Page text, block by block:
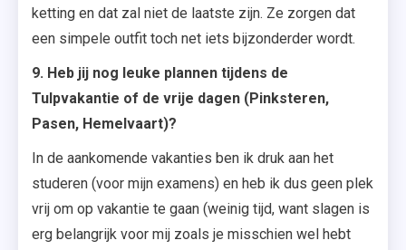
ketting en dat zal niet de laatste zijn. Ze zorgen dat
een simpele outfit toch net iets bijzonderder wordt.
9. Heb jij nog leuke plannen tijdens de
Tulpvakantie of de vrije dagen (Pinksteren,
Pasen, Hemelvaart)?
In de aankomende vakanties ben ik druk aan het
studeren (voor mijn examens) en heb ik dus geen plek
vrij om op vakantie te gaan (weinig tijd, want slagen is
erg belangrijk voor mij zoals je misschien wel hebt